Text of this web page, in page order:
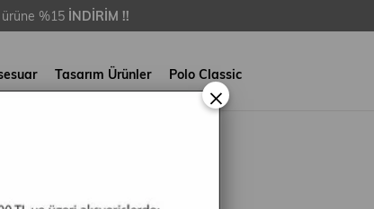
%15 İNDİRİM !!
Tasarım Ürünler Polo Classic
×